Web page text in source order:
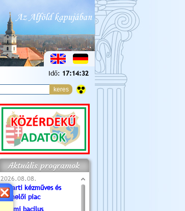
Idő: 17:14:33
Aktuális programok
2026.08.08.
Tóparti kézműves és
termelői piac
Valami bacilus